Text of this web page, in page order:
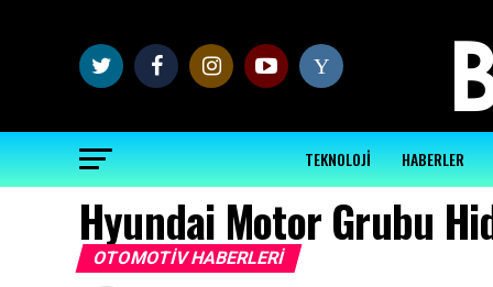
Y
TEKNOLOJİ HABERLER
Hyundai Motor Grubu
OTOMOTIV HABERLERI